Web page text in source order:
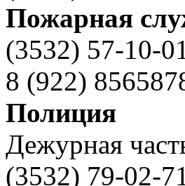
Пожарная
(3532) 57-10-
8 (922)
Полиция
Дежурная
(3532) 79-02-